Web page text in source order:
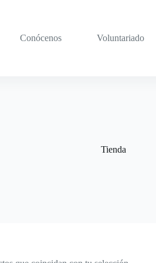
Conócenos Voluntariado
Tienda